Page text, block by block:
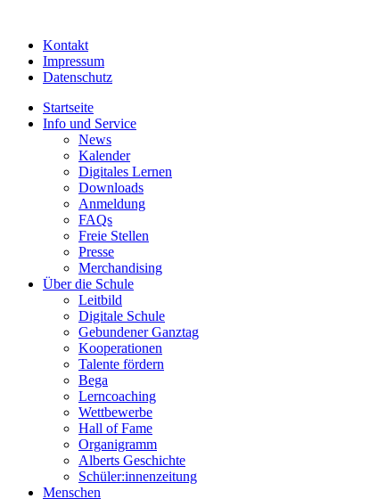
Kontakt
Impressum
Datenschutz
Startseite
Info und Service
News
Kalender
Digitales Lernen
Downloads
Anmeldung
FAQs
Freie Stellen
Presse
Merchandising
Über die Schule
Leitbild
Digitale Schule
Gebundener Ganztag
Kooperationen
Talente fördern
Bega
Lerncoaching
Wettbewerbe
Hall of Fame
Organigramm
Alberts Geschichte
Schüler:innenzeitung
Menschen